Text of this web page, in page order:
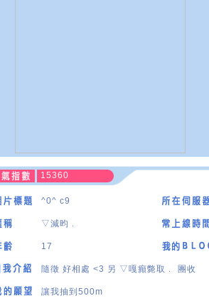
15360
^0^ c9
▽減昀﹒
17
隨徵 好相處 <3 另 ▽嘎癲斃取﹒ 團收
讓我抽到500m